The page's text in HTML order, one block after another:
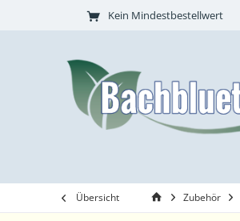
Kein Mindestbestellwert
Übersicht Zubehör